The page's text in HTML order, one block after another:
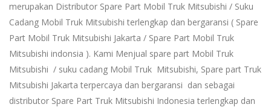
merupakan Distributor Spare Part Mobil Truk Mitsubishi / Suku
Cadang Mobil Truk Mitsubishi terlengkap dan bergaransi ( Spare
Part Mobil Truk Mitsubishi Jakarta / Spare Part Mobil Truk
Mitsubishi indonsia ). Kami Menjual spare part Mobil Truk
Mitsubishi / suku cadang Mobil Truk Mitsubishi, Spare part Truk
Mitsubishi Jakarta terpercaya dan bergaransi dan sebagai
distributor Spare Part Truk Mitsubishi Indonesia terlengkap dan